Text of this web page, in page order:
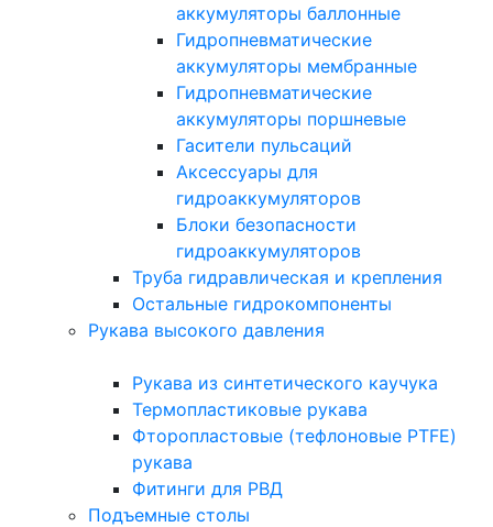
аккумуляторы баллонные
Гидропневматические
аккумуляторы мембранные
Гидропневматические
аккумуляторы поршневые
Гасители пульсаций
Аксессуары для
гидроаккумуляторов
Блоки безопасности
гидроаккумуляторов
Труба гидравлическая и крепления
Остальные гидрокомпоненты
Рукава высокого давления
Рукава из синтетического каучука
Термопластиковые рукава
Фторопластовые (тефлоновые PTFE)
рукава
Фитинги для РВД
Подъемные столы